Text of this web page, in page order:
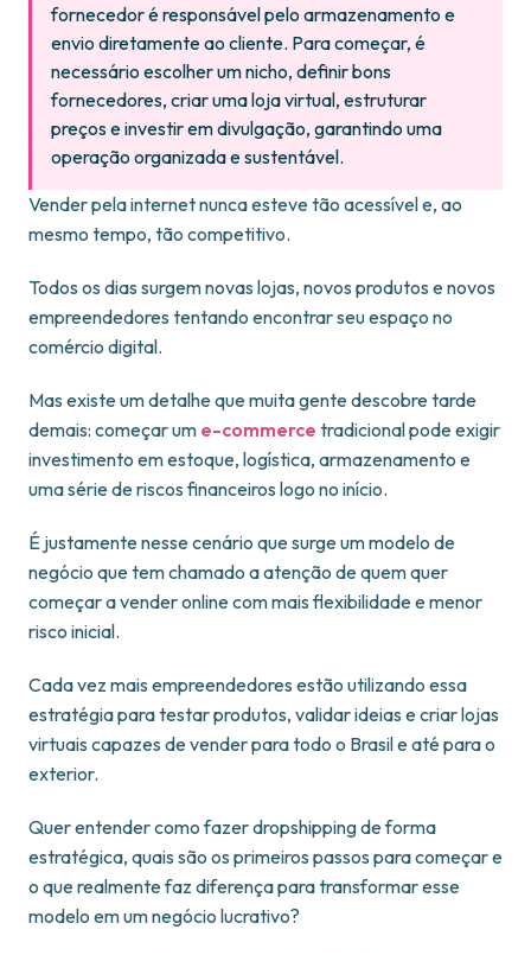
fornecedor é responsável pelo armazenamento e
envio diretamente ao cliente. Para começar, é
necessário escolher um nicho, definir bons
fornecedores, criar uma loja virtual, estruturar
preços e investir em divulgação, garantindo uma
operação organizada e sustentável.
Vender pela internet nunca esteve tão acessível e, ao
mesmo tempo, tão competitivo.
Todos os dias surgem novas lojas, novos produtos e novos
empreendedores tentando encontrar seu espaço no
comércio digital.
Mas existe um detalhe que muita gente descobre tarde
demais: começar um e-commerce tradicional pode exigir
investimento em estoque, logística, armazenamento e
uma série de riscos financeiros logo no início.
É justamente nesse cenário que surge um modelo de
negócio que tem chamado a atenção de quem quer
começar a vender online com mais flexibilidade e menor
risco inicial.
Cada vez mais empreendedores estão utilizando essa
estratégia para testar produtos, validar ideias e criar lojas
virtuais capazes de vender para todo o Brasil e até para o
exterior.
Quer entender como fazer dropshipping de forma
estratégica, quais são os primeiros passos para começar e
o que realmente faz diferença para transformar esse
modelo em um negócio lucrativo?